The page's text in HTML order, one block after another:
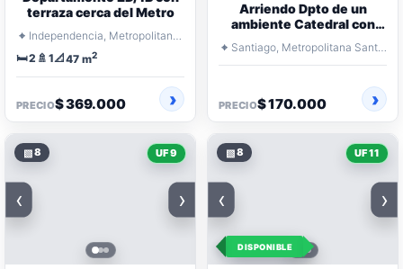
terraza cerca del Metro
⌖
Independencia, Metropolitana Santiago
🛏️2 🚿 1📐47 m2
PRECIO$ 369.000
Arriendo Dpto de un
ambiente Catedral con
⌖ Santiago, Metropolitana Santiago
PRECIO$ 170.000
▧8 UF 9
‹ ›
▧8 UF 11
DISPONIBLE
‹ ›